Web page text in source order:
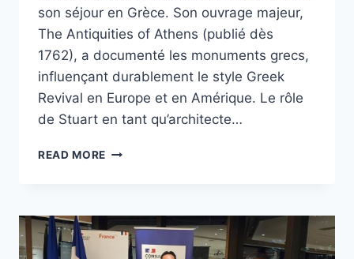
son séjour en Grèce. Son ouvrage majeur,
The Antiquities of Athens (publié dès
1762), a documenté les monuments grecs,
influençant durablement le style Greek
Revival en Europe et en Amérique. Le rôle
de Stuart en tant qu’architecte…
READ MORE LES
STUARTISTIQUE
EN
NOUVELLE